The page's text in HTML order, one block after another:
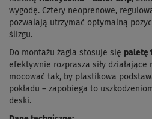
wygodę. Cztery neoprenowe,
pozwalają utrzymać optymalną
ślizgu.
Do montażu żagla stosuje się paletę
efektywnie rozprasza siły działające
mocować tak, by plastikowa
pokładu – zapobiega to
deski.